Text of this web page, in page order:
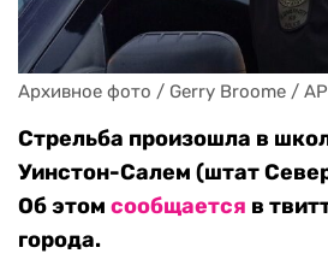
Архивное фото / Gerry Broome / AP
Стрельба произошла в
Уинстон-Салем (штат
Об этом сообщается в
города.